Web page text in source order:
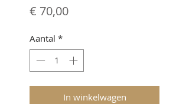
€ 70,00Prijs
Aantal *
In winkelwagen